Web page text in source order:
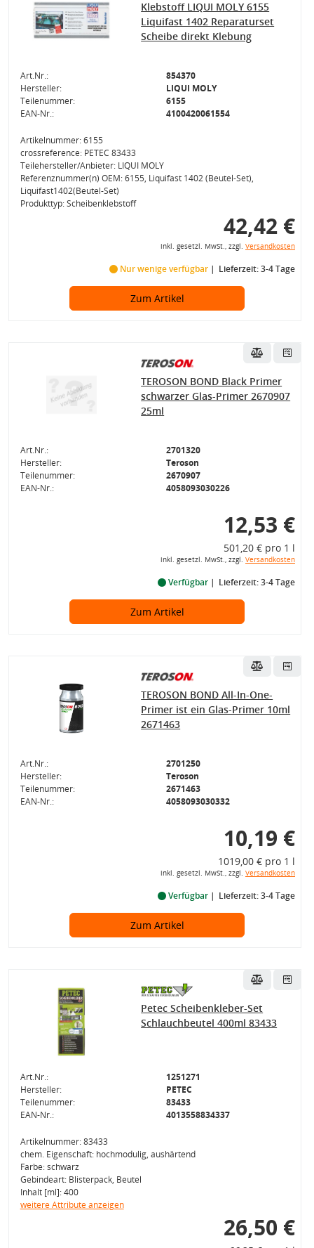
Klebstoff LIQUI MOLY 6155
Liquifast 1402 Reparaturset
Scheibe direkt Klebung
Art.Nr.:
854370
Hersteller:
LIQUI MOLY
Teilenummer:
6155
EAN-Nr.:
4100420061554
Artikelnummer: 6155
crossreference: PETEC 83433
Teilehersteller/Anbieter: LIQUI MOLY
Referenznummer(n) OEM: 6155, Liquifast 1402 (Beutel-Set),
Liquifast1402(Beutel-Set)
Produkttyp: Scheibenklebstoff
42,42 €
inkl. gesetzl. MwSt., zzgl. Versandkosten
Nur wenige verfügbar Lieferzeit: 3-4 Tage
Zum Artikel
TEROSON BOND Black Primer
schwarzer Glas-Primer 2670907
25ml
Art.Nr.:
2701320
Hersteller:
Teroson
Teilenummer:
2670907
EAN-Nr.:
4058093030226
12,53 €
501,20 € pro 1 l
inkl. gesetzl. MwSt., zzgl. Versandkosten
Verfügbar Lieferzeit: 3-4 Tage
Zum Artikel
TEROSON BOND All-In-One-
Primer ist ein Glas-Primer 10ml
2671463
Art.Nr.:
2701250
Hersteller:
Teroson
Teilenummer:
2671463
EAN-Nr.:
4058093030332
10,19 €
1019,00 € pro 1 l
inkl. gesetzl. MwSt., zzgl. Versandkosten
Verfügbar Lieferzeit: 3-4 Tage
Zum Artikel
Petec Scheibenkleber-Set
Schlauchbeutel 400ml 83433
Art.Nr.:
1251271
Hersteller:
PETEC
Teilenummer:
83433
EAN-Nr.:
4013558834337
Artikelnummer: 83433
chem. Eigenschaft: hochmodulig, aushärtend
Farbe: schwarz
Gebindeart: Blisterpack, Beutel
Inhalt [ml]: 400
weitere Attribute anzeigen
26,50 €